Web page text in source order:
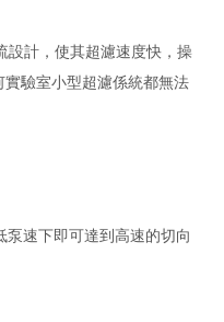
，使其超濾速度快，操
實驗室小型超濾係統都無法
泵速下即可達到高速的切向